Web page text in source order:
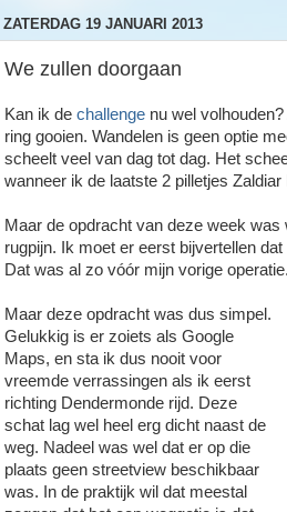
ZATERDAG 19 JANUARI 2013
We zullen doorgaan
Kan ik de challenge nu wel
ring gooien. Wandelen is geen optie
scheelt veel van dag tot dag. Het
wanneer ik de laatste 2 pilletjes
Maar de opdracht van deze week
rugpijn. Ik moet er eerst bijvertellen
Dat was al zo vóór mijn vorige
Maar deze opdracht was dus simpel.
Gelukkig is er zoiets als Google
Maps, en sta ik dus nooit voor
vreemde verrassingen als ik eerst
richting Dendermonde rijd. Deze
schat lag wel heel erg dicht naast de
weg. Nadeel was wel dat er op die
plaats geen streetview beschikbaar
was. In de praktijk wil dat meestal